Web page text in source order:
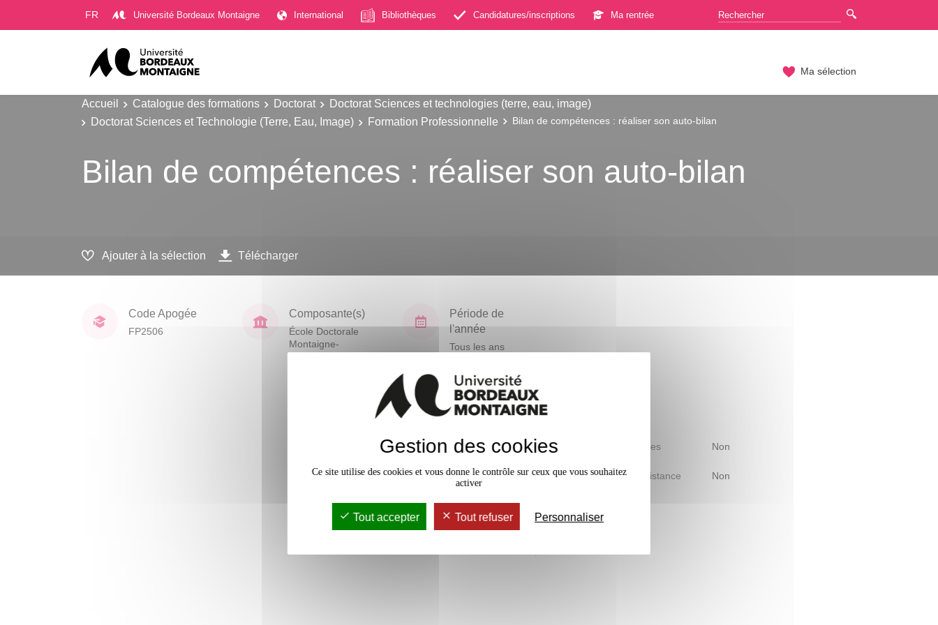
FR Université Bordeaux Montaigne International Bibliothèques Candidatures/inscriptions Ma rentrée
Ma sélection
Accueil Catalogue des formations Doctorat
Doctorat Sciences et technologies (terre, eau, image)
Doctorat Sciences et Technologie (Terre, Eau, Image)
Formation Professionnelle Bilan de compétences : réaliser son auto-bilan
Bilan de compétences : réaliser son auto-bilan
Ajouter à la sélection Télécharger
Code Apogée
FP2506
Composante(s)
École Doctorale
Montaigne-
Humanités
Période de
l'année
Tous les ans
Mobilité d'études Non
Accessible à distance Non
Gestion des cookies
Ce site utilise des cookies et vous donne le contrôle sur ceux que vous souhaitez
activer
Tout accepter Tout refuser Personnaliser